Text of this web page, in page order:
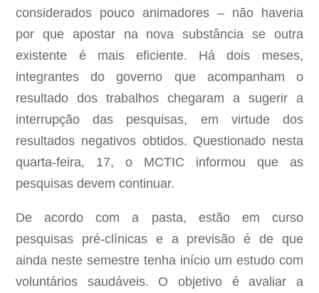
considerados pouco animadores – não haveria
por que apostar na nova substância se outra
existente é mais eficiente. Há dois meses,
integrantes do governo que acompanham o
resultado dos trabalhos chegaram a sugerir a
interrupção das pesquisas, em virtude dos
resultados negativos obtidos. Questionado nesta
quarta-feira, 17, o MCTIC informou que as
pesquisas devem continuar.
De acordo com a pasta, estão em curso
pesquisas pré-clínicas e a previsão é de que
ainda neste semestre tenha início um estudo com
voluntários saudáveis. O objetivo é avaliar a